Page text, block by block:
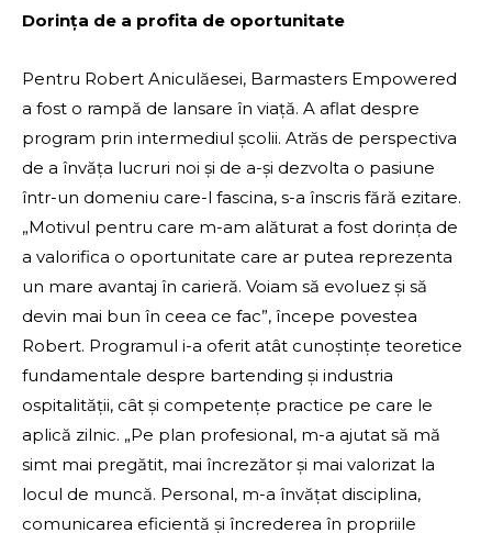
Dorința de a profita de oportunitate
Pentru Robert Aniculăesei, Barmasters Empowered
a fost o rampă de lansare în viață. A aflat despre
program prin intermediul școlii. Atrăs de perspectiva
de a învăța lucruri noi și de a-și dezvolta o pasiune
într-un domeniu care-l fascina, s-a înscris fără ezitare.
„Motivul pentru care m-am alăturat a fost dorința de
a valorifica o oportunitate care ar putea reprezenta
un mare avantaj în carieră. Voiam să evoluez și să
devin mai bun în ceea ce fac”, începe povestea
Robert. Programul i-a oferit atât cunoștințe teoretice
fundamentale despre bartending și industria
ospitalității, cât și competențe practice pe care le
aplică zilnic. „Pe plan profesional, m-a ajutat să mă
simt mai pregătit, mai încrezător și mai valorizat la
locul de muncă. Personal, m-a învățat disciplina,
comunicarea eficientă și încrederea în propriile